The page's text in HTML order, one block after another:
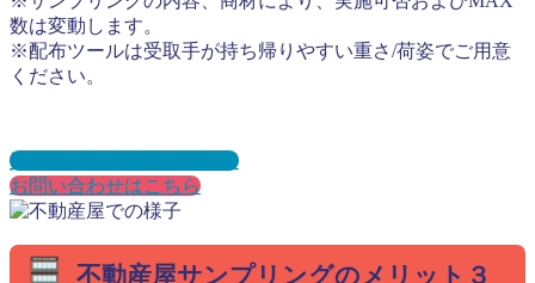
数は変動します。
※配布ツールは受取手が持ち帰りやすい重さ/荷姿でご用意
ください。
資料ダウンロードはこちら
お問い合わせはこちら
不動産屋サンプリングのメリット３